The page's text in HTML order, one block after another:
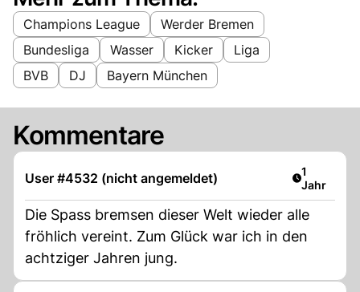
Champions League
Werder Bremen
Bundesliga
Wasser Kicker
Liga
BVB
DJ Bayern München
Kommentare
User #4532 (nicht angemeldet) Artikel
1
Jahr
Die Spass bremsen dieser Welt wieder alle
fröhlich vereint. Zum Glück war ich in den
achtziger Jahren jung.